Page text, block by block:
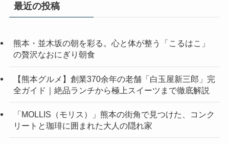
最近の投稿
熊本・並木坂の朝を彩る。心と体が整う「こるはこ」
の贅沢なおにぎり朝食
【熊本グルメ】創業370余年の老舗「白玉屋新三郎」完
全ガイド｜絶品ランチから極上スイーツまで徹底解説
「MOLLIS（モリス）」熊本の街角で見つけた、コンク
リートと珈琲に囲まれた大人の隠れ家